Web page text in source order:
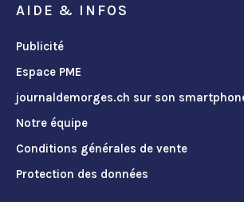
AIDE & INFOS
Publicité
Espace PME
journaldemorges.ch sur son
Notre équipe
Conditions générales de vente
Protection des données